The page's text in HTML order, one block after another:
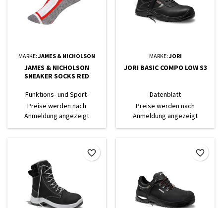
MARKE: JAMES & NICHOLSON
JAMES & NICHOLSON
SNEAKER SOCKS RED
Funktions- und Sport-
Sneakersocke
Preise werden nach
Anmeldung angezeigt
MARKE: JORI
JORI BASIC COMPO LOW S3
Datenblatt
Preise werden nach
Anmeldung angezeigt
favorite_border favorite_border